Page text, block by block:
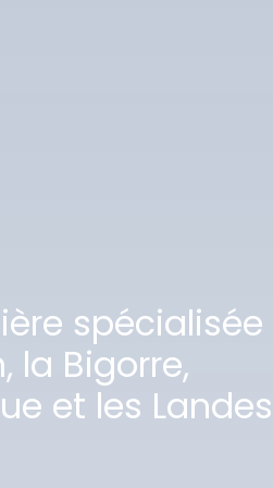
la Bigorre,
et les Landes